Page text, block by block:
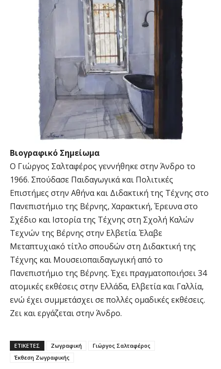
Βιογραφικό Σημείωμα
Ο Γιώργος Σαλταφέρος γεννήθηκε στην Άνδρο το
1966. Σπούδασε Παιδαγωγικά και Πολιτικές
Επιστήμες στην Αθήνα και Διδακτική της Τέχνης στο
Πανεπιστήμιο της Βέρνης, Χαρακτική, Έρευνα στο
Σχέδιο και Ιστορία της Τέχνης στη Σχολή Καλών
Τεχνών της Βέρνης στην Ελβετία. Έλαβε
Μεταπτυχιακό τίτλο σπουδών στη Διδακτική της
Τέχνης και Μουσειοπαιδαγωγική από το
Πανεπιστήμιο της Βέρνης. Έχει πραγματοποιήσει 34
ατομικές εκθέσεις στην Ελλάδα, Ελβετία και Γαλλία,
ενώ έχει συμμετάσχει σε πολλές ομαδικές εκθέσεις.
Ζει και εργάζεται στην Άνδρο.
ΕΤΙΚΕΤΕΣ Ζωγραφική
Γιώργος Σαλταφέρος
Έκθεση Ζωγραφικής